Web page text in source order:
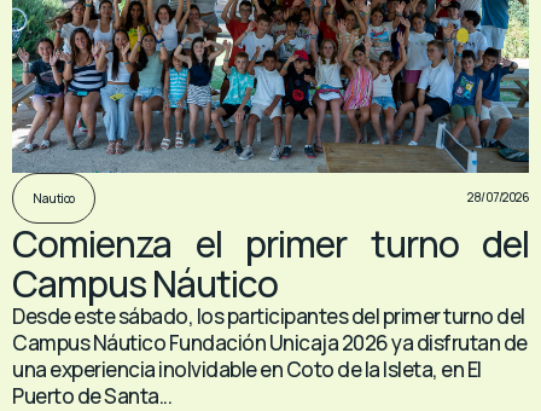
Nautico 28/07/2026
Comienza el primer turno del
Campus Náutico
Desde este sábado, los participantes del primer turno del
Campus Náutico Fundación Unicaja 2026 ya disfrutan de
una experiencia inolvidable en Coto de la Isleta, en El
Puerto de Santa...